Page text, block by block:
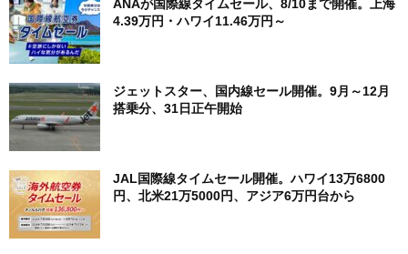
ANAが国際線タイムセール、8/10まで開催。上海
4.39万円・ハワイ11.46万円～
ジェットスター、国内線セール開催。9月～12月
搭乗分、31日正午開始
JAL国際線タイムセール開催。ハワイ13万6800
円、北米21万5000円、アジア6万円台から